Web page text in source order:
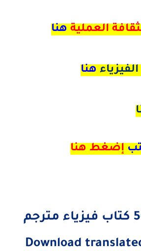
العملية هنا
هنا
إضغط هنا
تحميل 500 كتاب فيزياء مترجم
Download